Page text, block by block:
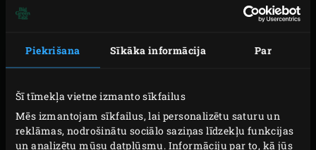
Piekrišana Sīkāka informācija Par
Šī tīmekļa vietne izmanto sīkfailus
Mēs izmantojam sīkfailus, lai personalizētu saturu un
reklāmas, nodrošinātu sociālo saziņas līdzekļu funkcijas
un analizētu mūsu datplūsmu. Informāciju par to, kā jūs
Big Green Egg jūs varat regulēt un uzturēt temperatūru
Pateicoties augstās kvalitātes siltumizolējošajai
keramikai, ārējā temperatūra neietekmē temperatūru
EGG iekšpusē.